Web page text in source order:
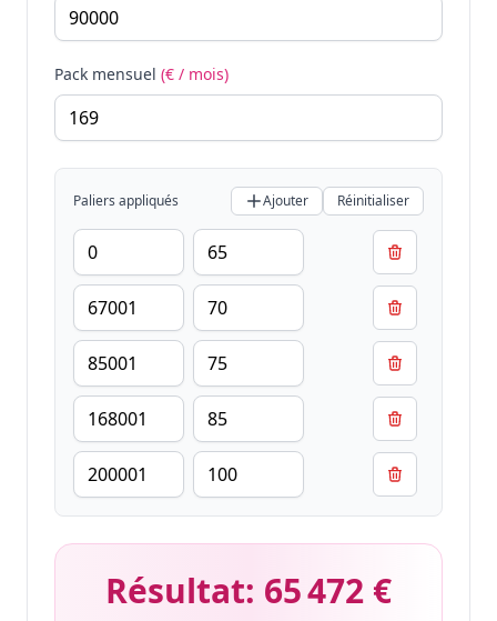
Pack mensuel (€ / mois)
Paliers appliqués Ajouter Réinitialiser
Résultat: 65 472 €